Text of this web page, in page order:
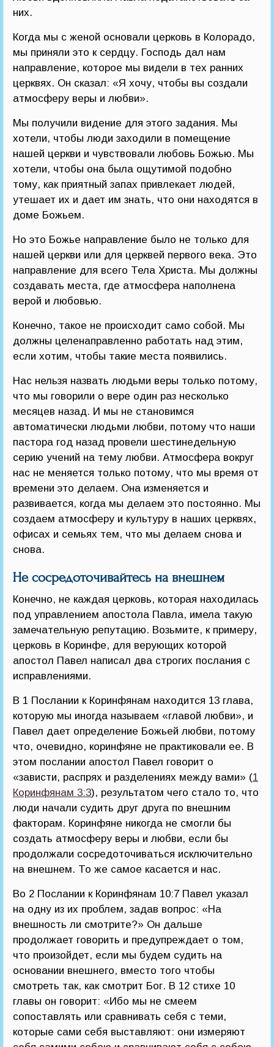
них.
Когда мы с женой основали церковь в Колорадо,
мы приняли это к сердцу. Господь дал нам
направление, которое мы видели в тех ранних
церквях. Он сказал: «Я хочу, чтобы вы создали
атмосферу веры и любви».
Мы получили видение для этого задания. Мы
хотели, чтобы люди заходили в помещение
нашей церкви и чувствовали любовь Божью. Мы
хотели, чтобы она была ощутимой подобно
тому, как приятный запах привлекает людей,
утешает их и дает им знать, что они находятся в
доме Божьем.
Но это Божье направление было не только для
нашей церкви или для церквей первого века. Это
направление для всего Тела Христа. Мы должны
создавать места, где атмосфера наполнена
верой и любовью.
Конечно, такое не происходит само собой. Мы
должны целенаправленно работать над этим,
если хотим, чтобы такие места появились.
Нас нельзя назвать людьми веры только потому,
что мы говорили о вере один раз несколько
месяцев назад. И мы не становимся
автоматически людьми любви, потому что наши
пастора год назад провели шестинедельную
серию учений на тему любви. Атмосфера вокруг
нас не меняется только потому, что мы время от
времени это делаем. Она изменяется и
развивается, когда мы делаем это постоянно. Мы
создаем атмосферу и культуру в наших церквях,
офисах и семьях тем, что мы делаем снова и
снова.
Не сосредоточивайтесь на внешнем
Конечно, не каждая церковь, которая находилась
под управлением апостола Павла, имела такую
замечательную репутацию. Возьмите, к примеру,
церковь в Коринфе, для верующих которой
апостол Павел написал два строгих послания с
исправлениями.
В 1 Послании к Коринфянам находится 13 глава,
которую мы иногда называем «главой любви», и
Павел дает определение Божьей любви, потому
что, очевидно, коринфяне не практиковали ее. В
этом послании апостол Павел говорит о
«зависти, распрях и разделениях между вами» (1
Коринфянам 3:3), результатом чего стало то, что
люди начали судить друг друга по внешним
факторам. Коринфяне никогда не смогли бы
создать атмосферу веры и любви, если бы
продолжали сосредоточиваться исключительно
на внешнем. То же самое касается и нас.
Во 2 Послании к Коринфянам 10:7 Павел указал
на одну из их проблем, задав вопрос: «На
внешность ли смотрите?» Он дальше
продолжает говорить и предупреждает о том,
что произойдет, если мы будем судить на
основании внешнего, вместо того чтобы
смотреть так, как смотрит Бог. В 12 стихе 10
главы он говорит: «Ибо мы не смеем
сопоставлять или сравнивать себя с теми,
которые сами себя выставляют: они измеряют